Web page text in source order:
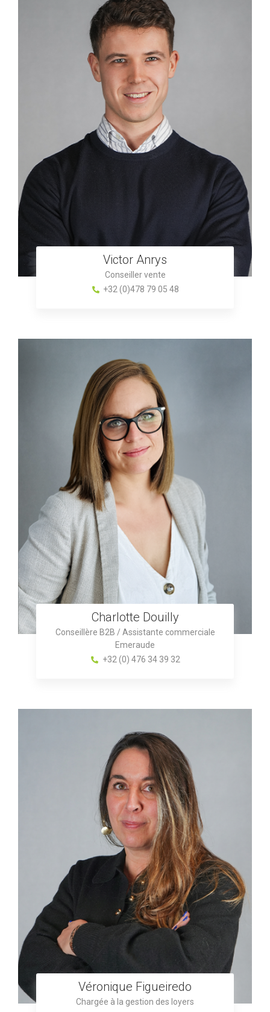
Victor Anrys
Conseiller vente
+32 (0)478 79 05 48
Charlotte Douilly
Conseillère B2B / Assistante commerciale
Emeraude
+32 (0) 476 34 39 32
Véronique Figueiredo
Chargée à la gestion des loyers